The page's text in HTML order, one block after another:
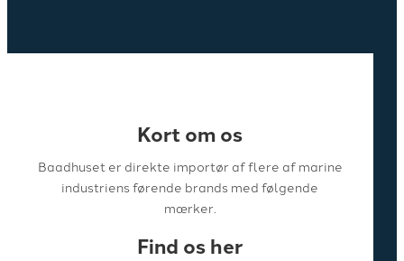
Kort om os
Baadhuset er direkte importør af flere af marine
industriens førende brands med følgende
mærker.
Find os her